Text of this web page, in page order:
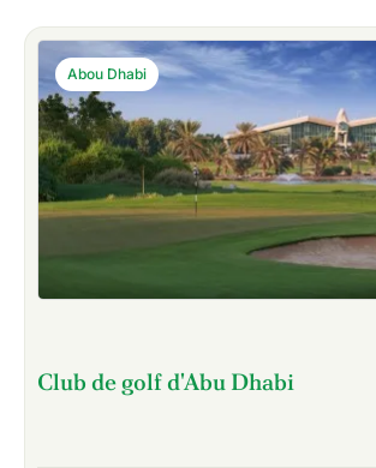
Club de golf d'Abu Dhabi
Abou Dhabi